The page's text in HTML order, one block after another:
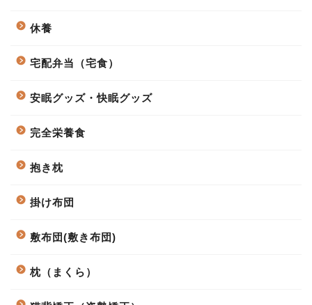
休養
宅配弁当（宅食）
安眠グッズ・快眠グッズ
完全栄養食
抱き枕
掛け布団
敷布団(敷き布団)
枕（まくら）